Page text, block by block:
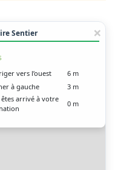
Sentier
vers l’ouest
6 m
à gauche
3 m
êtes arrivé à votre
0 m